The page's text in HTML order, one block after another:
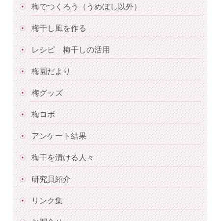
梅でつくろう（うめぼし以外）
梅干し風を作る
レシピ 梅干しの活用
梅園だより
梅グッズ
梅ロボ
アンケート結果
梅干を漬ける人々
研究員紹介
リンク集